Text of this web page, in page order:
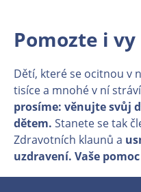
Pomozte i vy
Dětí, které se ocitnou v
tisíce a mnohé v ní
prosíme: věnujte svůj
dětem. Stanete se tak
Zdravotních klaunů a
uzdravení. Vaše